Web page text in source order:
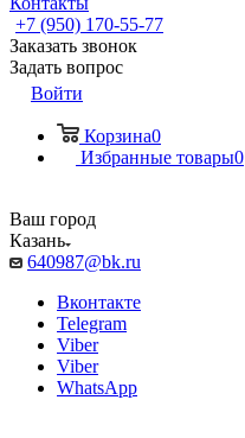
+7 (950) 170-55-77
Заказать звонок
Задать вопрос
Войти
Корзина0
Избранные товары0
Ваш город
Казань
640987@bk.ru
Вконтакте
Telegram
Viber
Viber
WhatsApp